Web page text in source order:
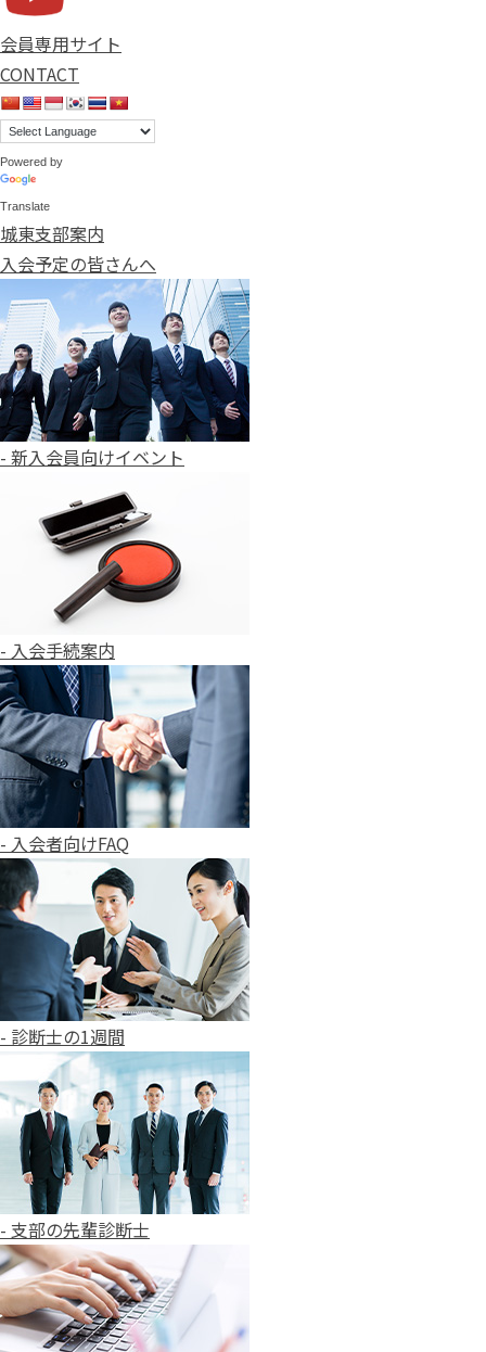
会員専用サイト
CONTACT
Powered by
Translate
城東支部案内
入会予定の皆さんへ
- 新入会員向けイベント
- 入会手続案内
- 入会者向けFAQ
- 診断士の1週間
- 支部の先輩診断士